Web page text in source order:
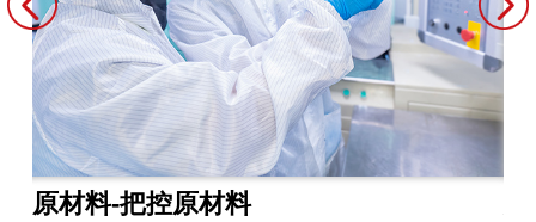
原材料-把控原材料